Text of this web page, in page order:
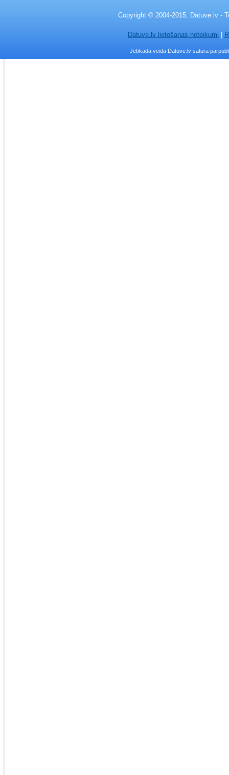
Copyright © 2004-2015, Datuve.lv -
Datuve.lv lietošanas noteikumi
Jebkāda veida Datuve.lv satura